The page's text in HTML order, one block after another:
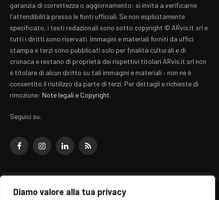
Diamo valore alla tua privacy
garanzia di correttezza o aggiornamento: si invita a verificarne
l'attendibilità presso le fonti ufficiali. Se non esplicitamente
specificato, i testi redazionali sono sotto copyright © ARvis.it srl e
tutti i diritti sono riservati. Immagini e materiali forniti da uffici
stampa e terzi sono pubblicati solo per finalità culturali e di
cronaca e restano di proprietà dei rispettivi titolari ARvis.it srl non
è titolare di alcun diritto su tali immagini e materiali : non ne è
consentito il riutilizzo da parte di terzi. Per dettagli e richieste di
rimozione: Note legali e Copyright.
Seguici su:
FacebookInstagramLinkedInRSS